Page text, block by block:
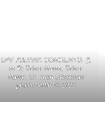
LPV JULIANA CONCIERTO. (L
to R) Talent Name, Talent
Name. Cr. Juan Sebastian
pinilla Netflix ©️ 2025